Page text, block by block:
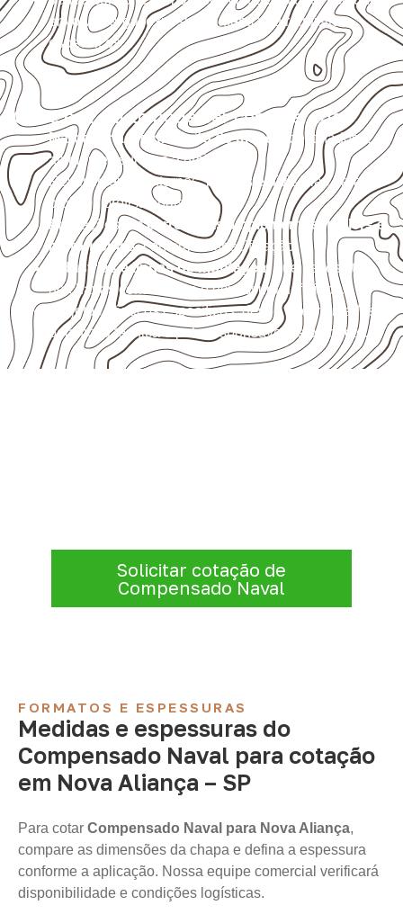
envolva carga, exposição intensa ou requisitos
específicos.
Onde o produto pode ser considerado
Marcenaria e fabricação de móveis
destinados a
ambientes sujeitos à umidade.
Revestimentos internos, painéis e divisórias para
projetos profissionais.
Aplicações emcarrocerias, implementos, trailers e
motorhomes, conforme especificação.
Indústrias e linhas de montagem que necessitam
de chapas com formato e espessura definidos.
Projetos náuticos específicos, desde que validados
pela ficha técnica e pelo responsável pelo projeto.
Solicitar cotação de
Compensado Naval
FORMATOS E ESPESSURAS
Medidas e espessuras do
Compensado Naval para cotação
em Nova Aliança – SP
Para cotar Compensado Naval para Nova Aliança,
compare as dimensões da chapa e defina a espessura
conforme a aplicação. Nossa equipe comercial verificará
disponibilidade e condições logísticas.